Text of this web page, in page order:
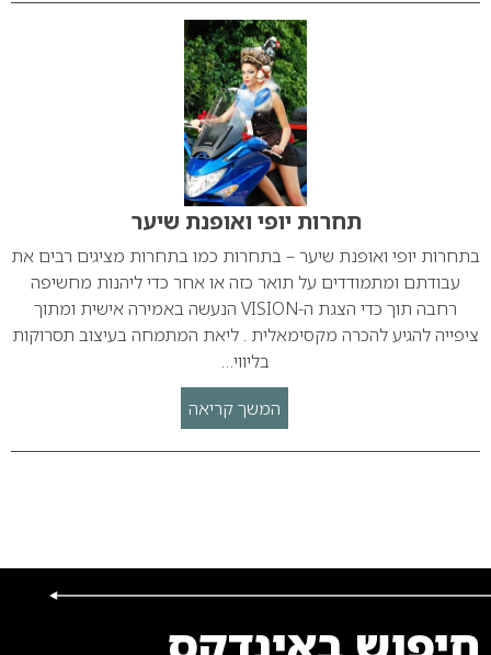
תחרות יופי ואופנת שיער
בתחרות יופי ואופנת שיער – בתחרות כמו בתחרות מציגים רבים את
עבודתם ומתמודדים על תואר כזה או אחר כדי ליהנות מחשיפה
רחבה תוך כדי הצגת ה-VISION הנעשה באמירה אישית ומתוך
ציפייה להגיע להכרה מקסימאלית . ליאת המתמחה בעיצוב תסרוקות
בליווי…
המשך קריאה